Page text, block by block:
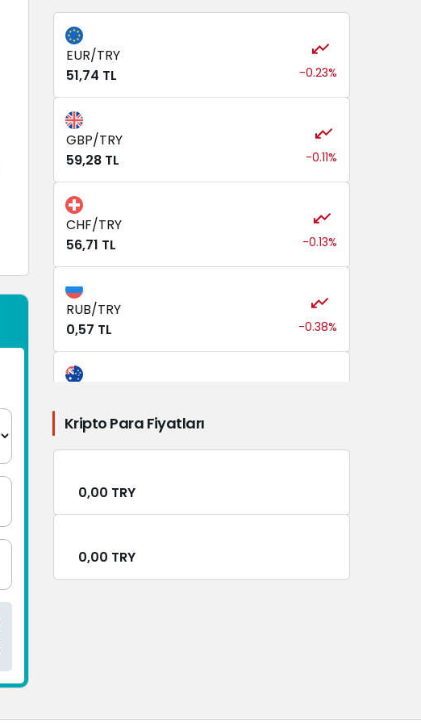
EUR/TRY
51,74 TL
-0.23%
GBP/TRY
59,28 TL
-0.11%
CHF/TRY
56,71 TL
-0.13%
RUB/TRY
0,57 TL
-0.38%
30,91 TL
0,00 TL
CNY/TRY
6,35 TL
0.04%
Kripto Para Fiyatları
0,00 TRY
0,00 TRY